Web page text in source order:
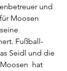
und
Moosen
Fußball-
Seidl und die
hat